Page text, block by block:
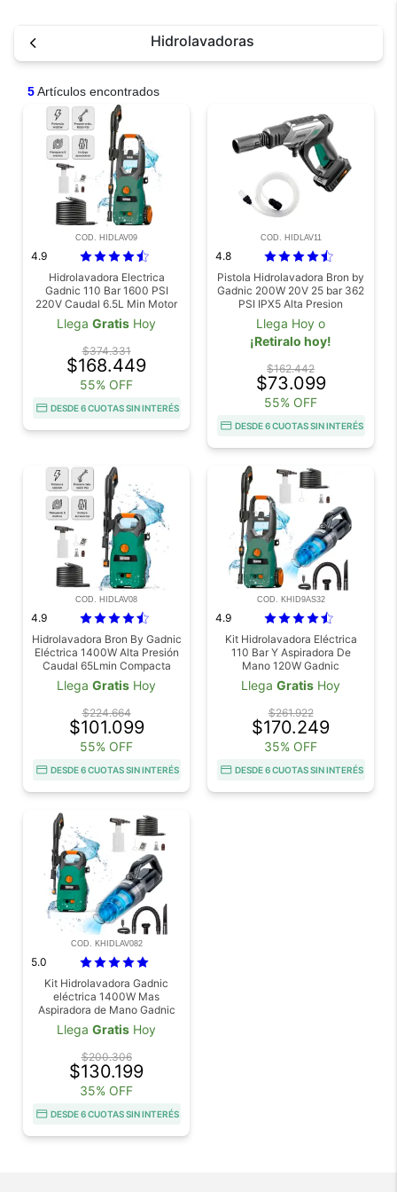
Hidrolavadoras
5Artículos encontrados
COD. HIDLAV09
4.9
Hidrolavadora Electrica
Gadnic 110 Bar 1600 PSI
220V Caudal 6.5L Min Motor
Aluminio Manguera 5M
Llega Gratis Hoy
$374.331
$168.449
55% OFF
DESDE 6 CUOTAS SIN INTERÉS
COD. HIDLAV11
4.8
Pistola Hidrolavadora Bron by
Gadnic 200W 20V 25 bar 362
PSI IPX5 Alta Presion
Electrica Portatil
Llega Hoy o
¡Retiralo hoy!
$162.442
$73.099
55% OFF
DESDE 6 CUOTAS SIN INTERÉS
COD. HIDLAV08
4.9
Hidrolavadora Bron By Gadnic
Eléctrica 1400W Alta Presión
Caudal 65Lmin Compacta
Llega Gratis Hoy
$224.664
$101.099
55% OFF
DESDE 6 CUOTAS SIN INTERÉS
COD. KHID9AS32
4.9
Kit Hidrolavadora Eléctrica
110 Bar Y Aspiradora De
Mano 120W Gadnic
Llega Gratis Hoy
$261.922
$170.249
35% OFF
DESDE 6 CUOTAS SIN INTERÉS
COD. KHIDLAV082
5.0
Kit Hidrolavadora Gadnic
eléctrica 1400W Mas
Aspiradora de Mano Gadnic
Portátil Auto Hogar 120W
Llega Gratis Hoy
$200.306
$130.199
35% OFF
DESDE 6 CUOTAS SIN INTERÉS